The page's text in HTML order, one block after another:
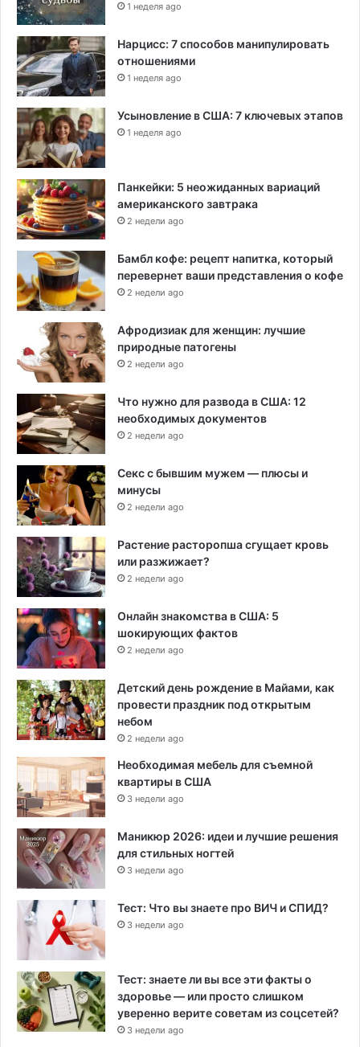
1 неделя ago
Нарцисс: 7 способов манипулировать
отношениями
1 неделя ago
Усыновление в США: 7 ключевых этапов
1 неделя ago
Панкейки: 5 неожиданных вариаций
американского завтрака
2 недели ago
Бамбл кофе: рецепт напитка, который
перевернет ваши представления о кофе
2 недели ago
Афродизиак для женщин: лучшие
природные патогены
2 недели ago
Что нужно для развода в США: 12
необходимых документов
2 недели ago
Секс с бывшим мужем — плюсы и
минусы
2 недели ago
Растение расторопша сгущает кровь
или разжижает?
2 недели ago
Онлайн знакомства в США: 5
шокирующих фактов
2 недели ago
Детский день рождение в Майами, как
провести праздник под открытым
небом
2 недели ago
Необходимая мебель для съемной
квартиры в США
3 недели ago
Маникюр 2026: идеи и лучшие решения
для стильных ногтей
3 недели ago
Тест: Что вы знаете про ВИЧ и СПИД?
3 недели ago
Тест: знаете ли вы все эти факты о
здоровье — или просто слишком
уверенно верите советам из соцсетей?
3 недели ago